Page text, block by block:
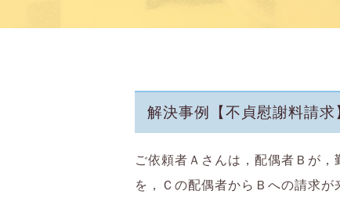
解決事例【不貞慰謝料請求
ご依頼者Ａさんは，配偶者Ｂが
を，Ｃの配偶者からＢへの請求が